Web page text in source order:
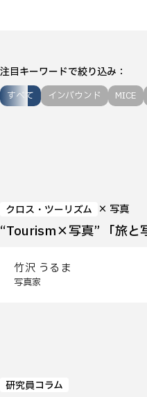
注目キーワードで絞り込み
すべて インバウンド MICE
クロス・ツーリズム × 写真
“Tourism×写真” 「旅と
竹沢 うるま
写真家
研究員コラム